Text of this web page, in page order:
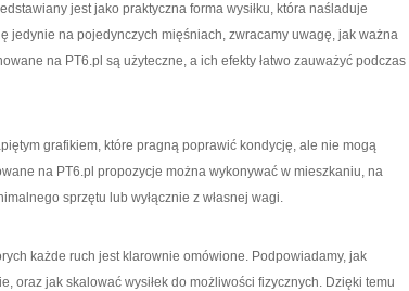
jest jako praktyczna forma wysiłku, która naśladuje
jedynie na pojedynczych mięśniach, zwracamy uwagę, jak ważna
na PT6.pl są użyteczne, a ich efekty łatwo zauważyć podczas
grafikiem, które pragną poprawić kondycję, ale nie mogą
na PT6.pl propozycje można wykonywać w mieszkaniu, na
sprzętu lub wyłącznie z własnej wagi.
każde ruch jest klarownie omówione. Podpowiadamy, jak
oraz jak skalować wysiłek do możliwości fizycznych. Dzięki temu